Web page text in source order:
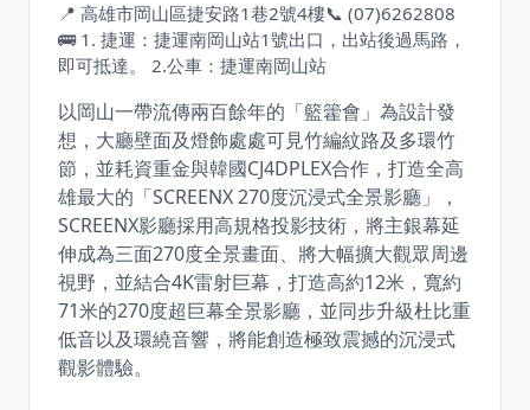
📍 高雄市岡山區捷安路1巷2號4樓📞 (07)6262808
🚌 1. 捷運：捷運南岡山站1號出口，出站後過馬路，
即可抵達。 2.公車：捷運南岡山站
以岡山一帶流傳兩百餘年的「籃籗會」為設計發
想，大廳壁面及燈飾處處可見竹編紋路及多環竹
節，並耗資重金與韓國CJ4DPLEX合作，打造全高
雄最大的「SCREENX 270度沉浸式全景影廳」，
SCREENX影廳採用高規格投影技術，將主銀幕延
伸成為三面270度全景畫面、將大幅擴大觀眾周邊
視野，並結合4K雷射巨幕，打造高約12米，寬約
71米的270度超巨幕全景影廳，並同步升級杜比重
低音以及環繞音響，將能創造極致震撼的沉浸式
觀影體驗。